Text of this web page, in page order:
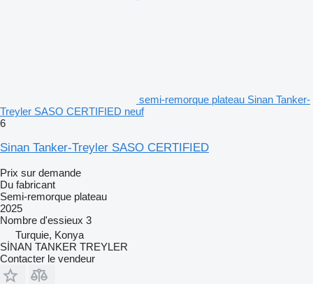
semi-remorque plateau Sinan Tanker-
Treyler SASO CERTIFIED neuf
6
Sinan Tanker-Treyler SASO CERTIFIED
Prix sur demande
Du fabricant
Semi-remorque plateau
2025
Nombre d'essieux 3
Turquie, Konya
SİNAN TANKER TREYLER
Contacter le vendeur